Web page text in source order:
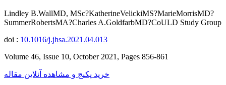
Lindley B.WallMD, MSc?KatherineVelickiMS?MarieMorrisMD?
SummerRobertsMA?Charles A.GoldfarbMD?CoULD Study Group
doi : 10.1016/j.jhsa.2021.04.013
Volume 46, Issue 10, October 2021, Pages 856-861
خرید پکیج و مشاهده آنلاین مقاله